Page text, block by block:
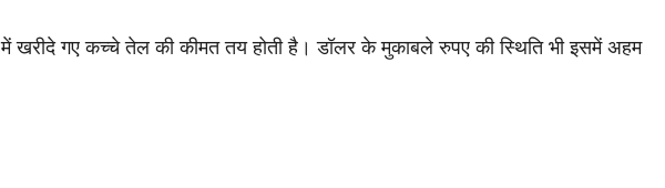
में खरीदे गए कच्चे तेल की कीमत तय होती है। डॉलर के मुकाबले रुपए की स्थिति भी इसमें अहम